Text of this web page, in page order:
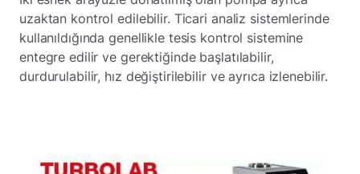
uzaktan kontrol edilebilir. Ticari analiz sistemlerinde
kullanıldığında genellikle tesis kontrol sistemine
entegre edilir ve gerektiğinde başlatılabilir,
durdurulabilir, hız değiştirilebilir ve ayrıca izlenebilir.